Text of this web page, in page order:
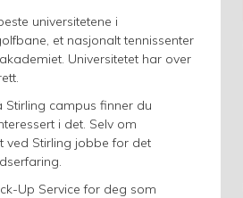
universitetene i
et nasjonalt tennissenter
Universitetet har over
campus finner du
i det. Selv om
ved Stirling jobbe for det
Up Service for deg som